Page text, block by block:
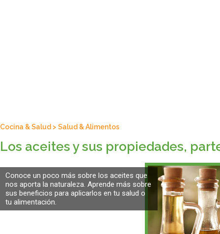
Cocina & Salud > Salud & Alimentos
Los aceites y sus propiedades,
Conoce un poco más sobre los aceites que
nos aporta la naturaleza. Aprende más sobre
sus beneficios para aplicarlos en tu salud o
tu alimentación.